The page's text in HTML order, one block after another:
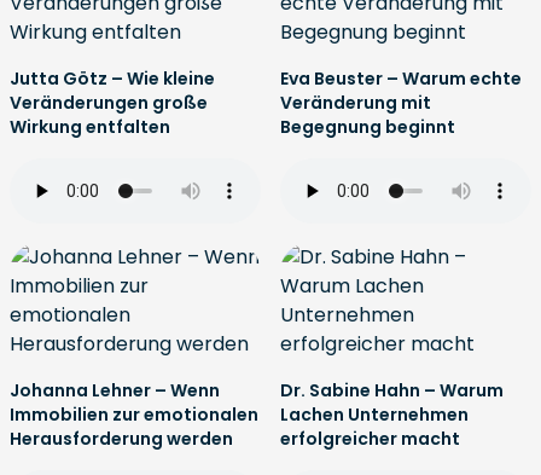
Jutta Götz – Wie kleine
Veränderungen große
Wirkung entfalten
Eva Beuster – Warum echte
Veränderung mit
Begegnung beginnt
Johanna Lehner – Wenn
Immobilien zur emotionalen
Herausforderung werden
Dr. Sabine Hahn – Warum
Lachen Unternehmen
erfolgreicher macht